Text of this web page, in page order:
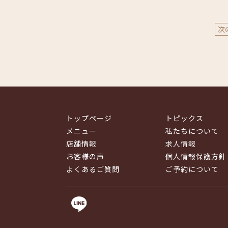
次
トップページ
メニュー
店舗情報
お客様の声
よくあるご質問
トピックス
私たちについて
求人情報
個人情報保護方針
ご予約について